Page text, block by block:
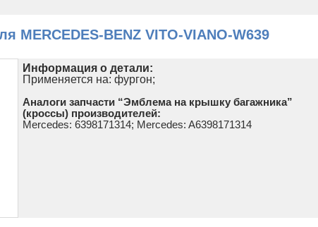
MERCEDES-BENZ VITO-VIANO-W639
Информация о детали:
Применяется на: фургон;
Аналоги запчасти “Эмблема на крышку багажника”
(кроссы) производителей:
Mercedes: 6398171314; Mercedes: A6398171314